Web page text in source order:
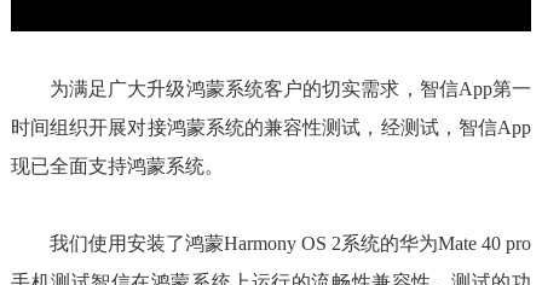
为满足广大升级鸿蒙系统客户的切实需求，智信App第一
时间组织开展对接鸿蒙系统的兼容性测试，经测试，智信App
现已全面支持鸿蒙系统。
我们使用安装了鸿蒙Harmony OS 2系统的华为Mate 40 pro